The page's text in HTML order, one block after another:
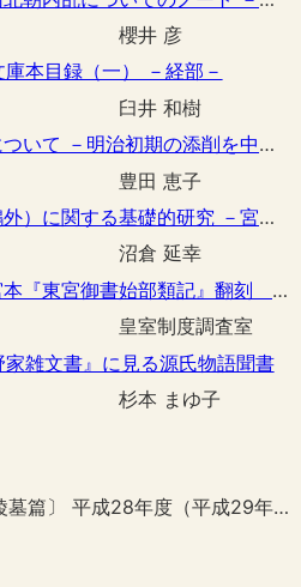
櫻井 彦
本目録（一） －経部－
臼井 和樹
『明治天皇御集』について －明治初期の添削を中心として－
豊田 恵子
図書頭森林太郎（鴎外）に関する基礎的研究 －宮内公文書館所蔵資料を中心として－
沼倉 延幸
【資料紹介】伏見宮本『東宮御書始部類記』翻刻 付解題
皇室制度調査室
家雑文書』に見る源氏物語聞書
杉本 まゆ子
『書陵部紀要』第68号〔陵墓篇〕 平成28年度（平成29年3月刊行）